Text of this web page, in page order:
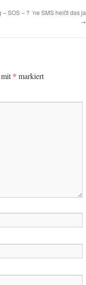
SOS – ? ´ne SMS heißt das ja
→
mit* markiert